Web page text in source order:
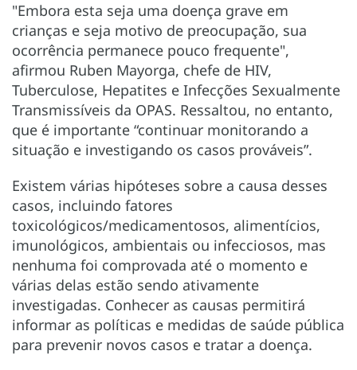
"Embora esta seja uma doença grave em
crianças e seja motivo de preocupação, sua
ocorrência permanece pouco frequente",
afirmou Ruben Mayorga, chefe de HIV,
Tuberculose, Hepatites e Infecções Sexualmente
Transmissíveis da OPAS. Ressaltou, no entanto,
que é importante “continuar monitorando a
situação e investigando os casos prováveis”.
Existem várias hipóteses sobre a causa desses
casos, incluindo fatores
toxicológicos/medicamentosos, alimentícios,
imunológicos, ambientais ou infecciosos, mas
nenhuma foi comprovada até o momento e
várias delas estão sendo ativamente
investigadas. Conhecer as causas permitirá
informar as políticas e medidas de saúde pública
para prevenir novos casos e tratar a doença.